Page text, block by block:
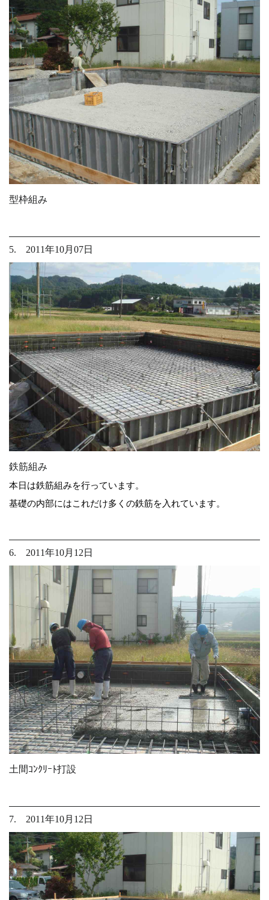
型枠組み
5. 2011年10月07日
鉄筋組み
本日は鉄筋組みを行っています。
基礎の内部にはこれだけ多くの鉄筋を入れています。
6. 2011年10月12日
土間ｺﾝｸﾘｰﾄ打設
7. 2011年10月12日